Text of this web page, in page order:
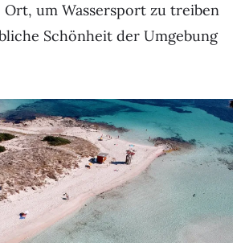
um Wassersport zu treiben
Schönheit der Umgebung